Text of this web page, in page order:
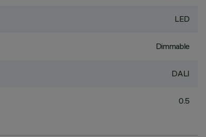
LED
Dimmable
DALI
0.5